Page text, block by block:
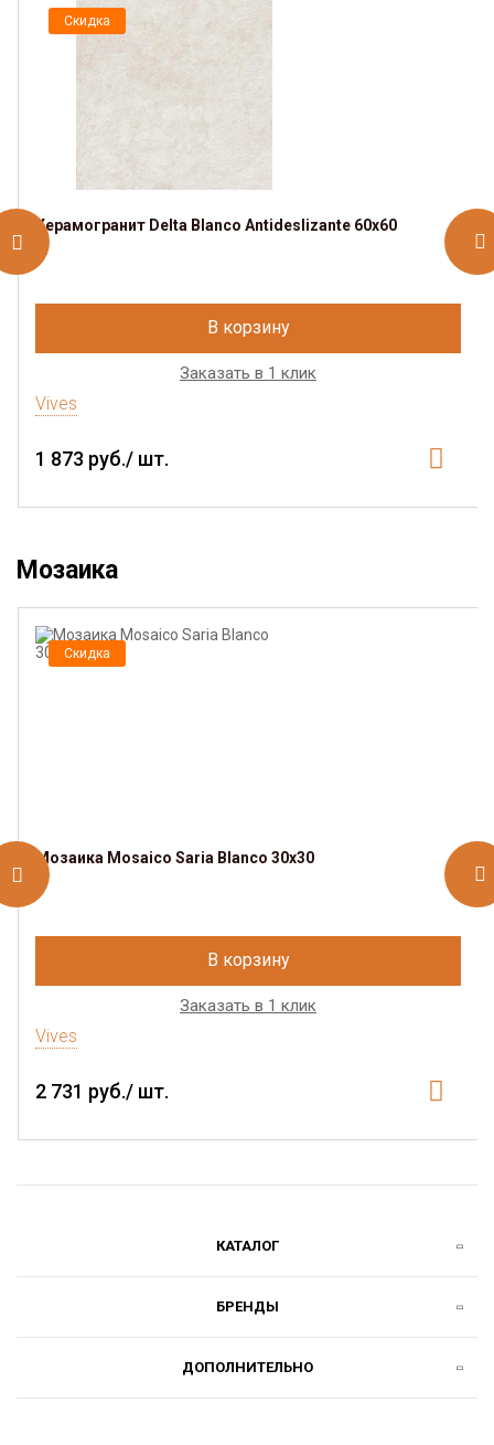
Скидка
Керамогранит Delta Blanco Antideslizante 60x60
В корзину
Заказать в 1 клик
Vives
1 873 руб./ шт.
Мозаика
Скидка
Мозаика Mosaico Saria Blanco 30x30
В корзину
Заказать в 1 клик
Vives
2 731 руб./ шт.
КАТАЛОГ
БРЕНДЫ
ДОПОЛНИТЕЛЬНО